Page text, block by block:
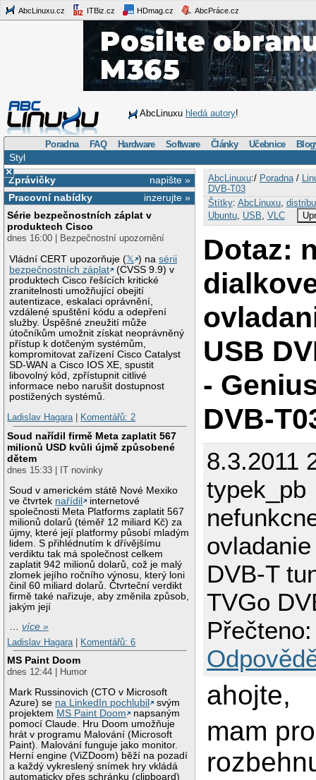
AbcLinuxu.cz ITBiz.cz HDmag.cz AbcPráce.cz
AbcLinuxu hledá autory!
Poradna FAQ Hardware Software Články Učebnice
Styl
×
napište »
Zprávičky
inzerujte »
Pracovní nabídky
Série bezpečnostních záplat v
produktech Cisco
dnes 16:00 | Bezpečnostní upozornění
Vládní CERT upozorňuje (𝕏 ) nasérii
bezpečnostních záplat
(CVSS 9.9) v
produktech Cisco řešících kritické
zranitelnosti umožňující obejití
autentizace, eskalaci oprávnění,
vzdálené spuštění kódu a odepření
služby. Úspěšné zneužití může
útočníkům umožnit získat neoprávněný
přístup k dotčeným systémům,
kompromitovat zařízení Cisco Catalyst
SD-WAN a Cisco IOS XE, spustit
libovolný kód, zpřístupnit citlivé
informace nebo narušit dostupnost
postižených systémů.
Ladislav Hagara| Komentářů: 2
Soud nařídil firmě Meta zaplatit 567
milionů USD kvůli újmě způsobené
dětem
dnes 15:33 | IT novinky
Soud v americkém státě Nové Mexiko
ve čtvrtek nařídil
internetové
společnosti Meta Platforms zaplatit 567
milionů dolarů (téměř 12 miliard Kč) za
újmy, které její platformy působí mladým
lidem. S přihlédnutím k dřívějšímu
verdiktu tak má společnost celkem
zaplatit 942 milionů dolarů, což je malý
zlomek jejího ročního výnosu, který loni
činil 60 miliard dolarů. Čtvrteční verdikt
firmě také nařizuje, aby změnila způsob,
jakým její
…více »
Ladislav Hagara
Komentářů: 6
MS Paint Doom
dnes 12:44 | Humor
Mark Russinovich (CTO v Microsoft
Azure) se na LinkedIn pochlubil
svým
projektem MS Paint Doom
napsaným
pomocí Claude. Hru Doom umožňuje
hrát v programu Malování (Microsoft
Paint). Malování funguje jako monitor.
Herní engine (ViZDoom) běží na pozadí
a každý vykreslený snímek hry vkládá
automaticky přes schránku (clipboard)
AbcLinuxu:/ Poradna/
DVB-T03
Štítky: AbcLinuxu,
Ubuntu, USB, VLC
Dotaz:
USB
-
DVB-
8.3.2011
typek_pb
DVB-T
TVGo
ahojte,
mam